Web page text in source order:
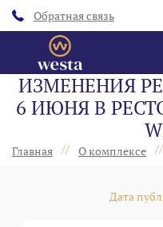
Обратная связь
ИЗМЕНЕНИЯ
6 ИЮНЯ В
Главная // О комплексе //
Дата